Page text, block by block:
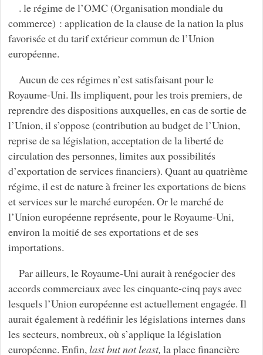
. le régime de l’OMC (Organisation mondiale du
commerce) : application de la clause de la nation la plus
favorisée et du tarif extérieur commun de l’Union
européenne.
Aucun de ces régimes n’est satisfaisant pour le
Royaume-Uni. Ils impliquent, pour les trois premiers, de
reprendre des dispositions auxquelles, en cas de sortie de
l’Union, il s’oppose (contribution au budget de l’Union,
reprise de sa législation, acceptation de la liberté de
circulation des personnes, limites aux possibilités
d’exportation de services financiers). Quant au quatrième
régime, il est de nature à freiner les exportations de biens
et services sur le marché européen. Or le marché de
l’Union européenne représente, pour le Royaume-Uni,
environ la moitié de ses exportations et de ses
importations.
Par ailleurs, le Royaume-Uni aurait à renégocier des
accords commerciaux avec les cinquante-cinq pays avec
lesquels l’Union européenne est actuellement engagée. Il
aurait également à redéfinir les législations internes dans
les secteurs, nombreux, où s’applique la législation
européenne. Enfin,last but not least, la place financière